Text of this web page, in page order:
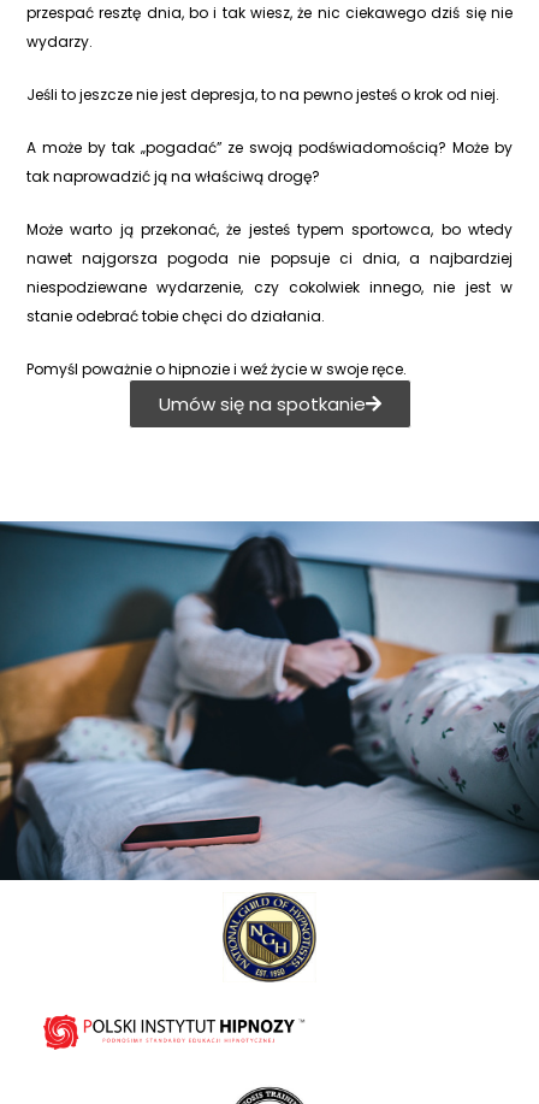
przespać resztę dnia, bo i tak wiesz, że nic ciekawego dziś się nie
wydarzy.
Jeśli to jeszcze nie jest depresja, to na pewno jesteś o krok od niej.
A może by tak „pogadać” ze swoją podświadomością? Może by
tak naprowadzić ją na właściwą drogę?
Może warto ją przekonać, że jesteś typem sportowca, bo wtedy
nawet najgorsza pogoda nie popsuje ci dnia, a najbardziej
niespodziewane wydarzenie, czy cokolwiek innego, nie jest w
stanie odebrać tobie chęci do działania.
Pomyśl poważnie o hipnozie i weź życie w swoje ręce.
Umów się na spotkanie